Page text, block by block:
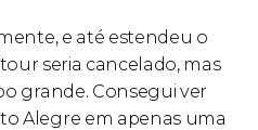
e até estendeu o
seria cancelado, mas
grande. Consegui ver
Alegre em apenas uma